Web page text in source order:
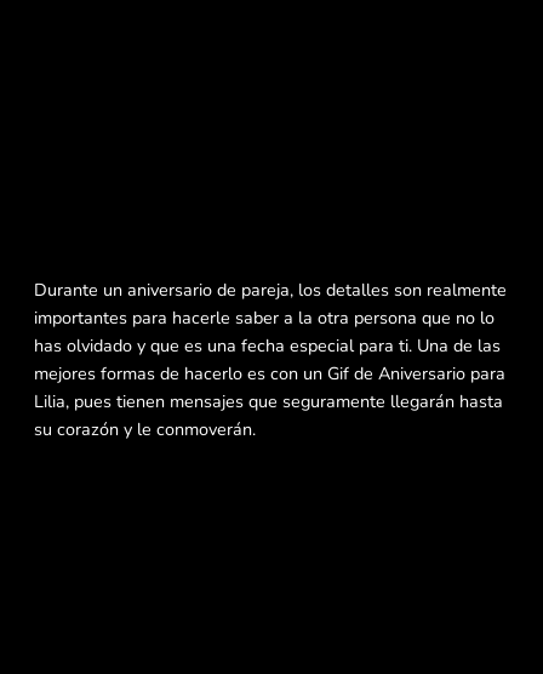
Durante un aniversario de pareja, los detalles son realmente
importantes para hacerle saber a la otra persona que no lo
has olvidado y que es una fecha especial para ti. Una de las
mejores formas de hacerlo es con un Gif de Aniversario para
Lilia, pues tienen mensajes que seguramente llegarán hasta
su corazón y le conmoverán.